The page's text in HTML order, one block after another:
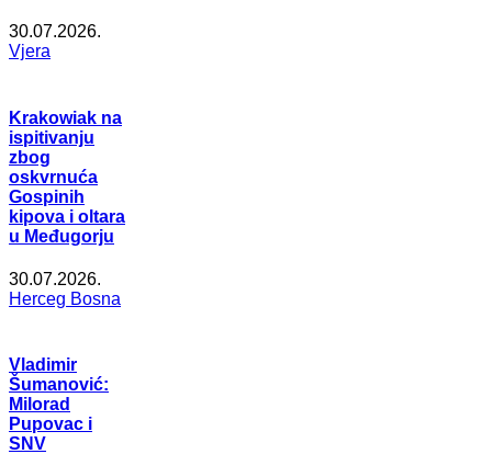
30.07.2026.
Vjera
Krakowiak na
ispitivanju
zbog
oskvrnuća
Gospinih
kipova i oltara
u Međugorju
30.07.2026.
Herceg Bosna
Vladimir
Šumanović:
Milorad
Pupovac i
SNV